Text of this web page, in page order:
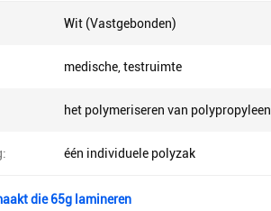
Wit (Vastgebonden)
medische, testruimte
het polymeriseren van polypropyleen
één individuele polyzak
die 65g lamineren